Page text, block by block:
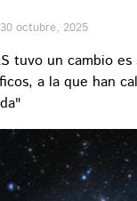
30 octubre, 2025
tuvo un cambio es
a la que han